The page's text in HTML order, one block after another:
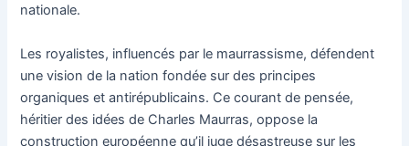
nationale.
Les royalistes, influencés par le maurrassisme, défendent
une vision de la nation fondée sur des principes
organiques et antirépublicains. Ce courant de pensée,
héritier des idées de Charles Maurras, oppose la
construction européenne qu’il juge désastreuse sur les